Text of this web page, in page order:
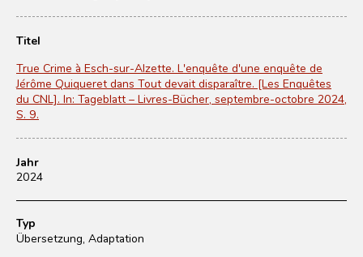
Titel
True Crime à Esch-sur-Alzette. L'enquête d'une enquête de
Jérôme Quiqueret dans Tout devait disparaître. [Les Enquêtes
du CNL]. In: Tageblatt – Livres-Bücher, septembre-octobre 2024,
S. 9.
Jahr
2024
Typ
Übersetzung, Adaptation